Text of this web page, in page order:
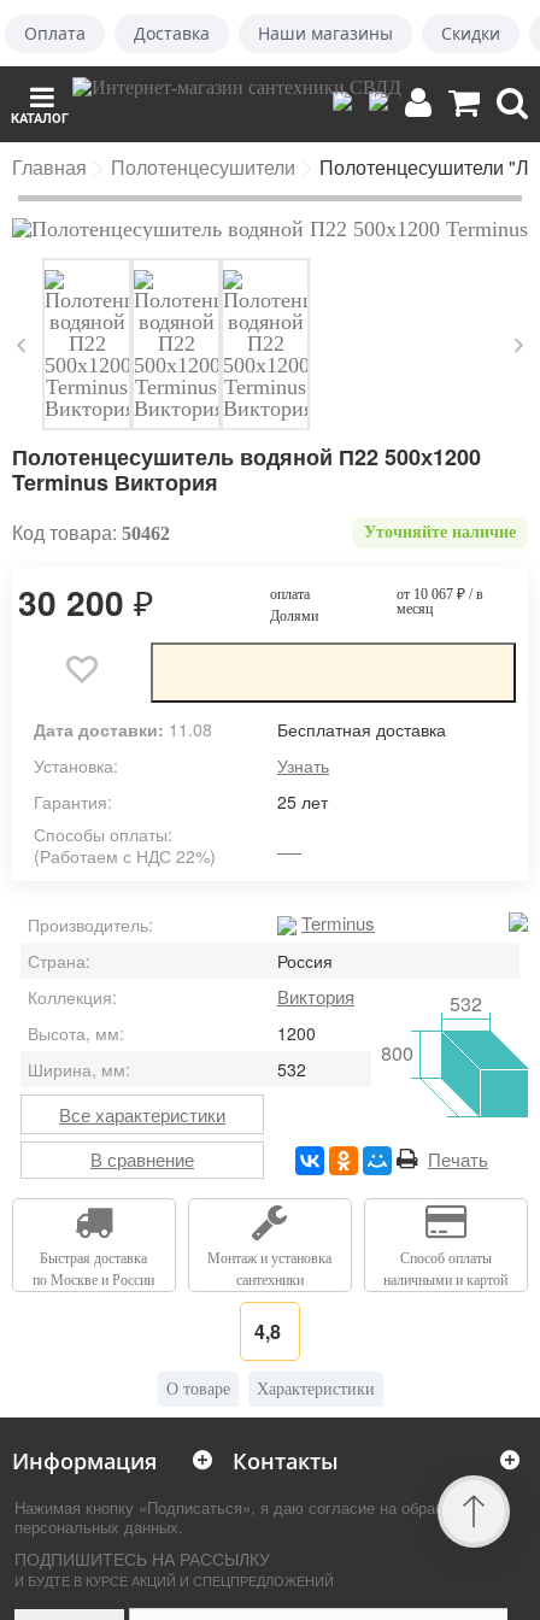
Оплата Доставка Наши магазины Скидки
КАТАЛОГ
Главная Полотенцесушители Полотенцесушители
Полотенцесушитель водяной П22 500х1200
Terminus Виктория
Код товара: 50462 Уточняйте наличие
30 200 ₽
оплата
Долями
от 10 067 ₽/ в
месяц
Дата доставки: 11.08
Бесплатная доставка
Установка:
Узнать
Гарантия:
25 лет
Способы оплаты:
(Работаем с НДС 22%)
Производитель: Terminus
Страна:
Россия
Коллекция:
Виктория
Высота, мм:
1200
Ширина, мм:
532
800
532
Все характеристики
В сравнение
Печать
Быстрая доставка
по Москве и России
Монтаж и установка
сантехники
Способ оплаты
наличными и картой
4,8
О товаре Характеристики
Информация Контакты
Нажимая кнопку «Подписаться», я даю согласие на обработку
персональных данных.
ПОДПИШИТЕСЬ НА РАССЫЛКУ
И БУДТЕ В КУРСЕ АКЦИЙ И СПЕЦПРЕДЛОЖЕНИЙ